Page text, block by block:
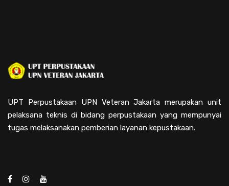
UPT Perpustakaan UPN Veteran Jakarta merupakan unit
pelaksana teknis di bidang perpustakaan yang mempunyai
tugas melaksanakan pemberian layanan kepustakaan.